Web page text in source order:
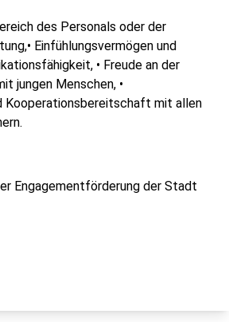
des Personals oder der
Einfühlungsvermögen und
• Freude an der
jungen Menschen, •
Kooperationsbereitschaft mit allen
Engagementförderung der Stadt